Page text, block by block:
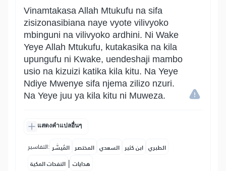
Vinamtakasa Allah Mtukufu na sifa
zisizonasibiana naye vyote vilivyoko
mbinguni na vilivyoko ardhini. Ni Wake
Yeye Allah Mtukufu, kutakasika na kila
upungufu ni Kwake, uendeshaji mambo
usio na kizuizi katika kila kitu. Na Yeye
Ndiye Mwenye sifa njema zilizo nzuri.
Na Yeye juu ya kila kitu ni Muweza.
แสดงคำแปลอื่นๆ
التفاسير: المُيسَّر المختصر السعدي ابن كثير الطبري
النفحات المكية | هدايات